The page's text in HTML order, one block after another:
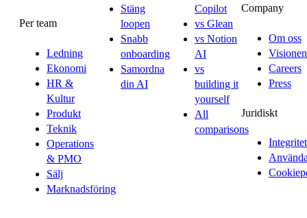
Per team
Ledning
Ekonomi
HR &
Kultur
Produkt
Teknik
Operations
& PMO
Sälj
Marknadsföring
Stäng
loopen
Snabb
onboarding
Samordna
din AI
Copilot
vs Glean
vs Notion
AI
vs
building it
yourself
All
comparisons
Company
Om oss
Visionen
Careers
Press
Juridiskt
Integritet